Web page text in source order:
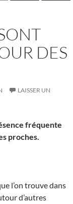
DES
LAISSER UN
fréquente
proches.
l’on trouve dans
d’autres